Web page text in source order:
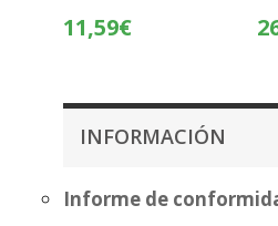
11,59€
INFORMACIÓN
Informe de